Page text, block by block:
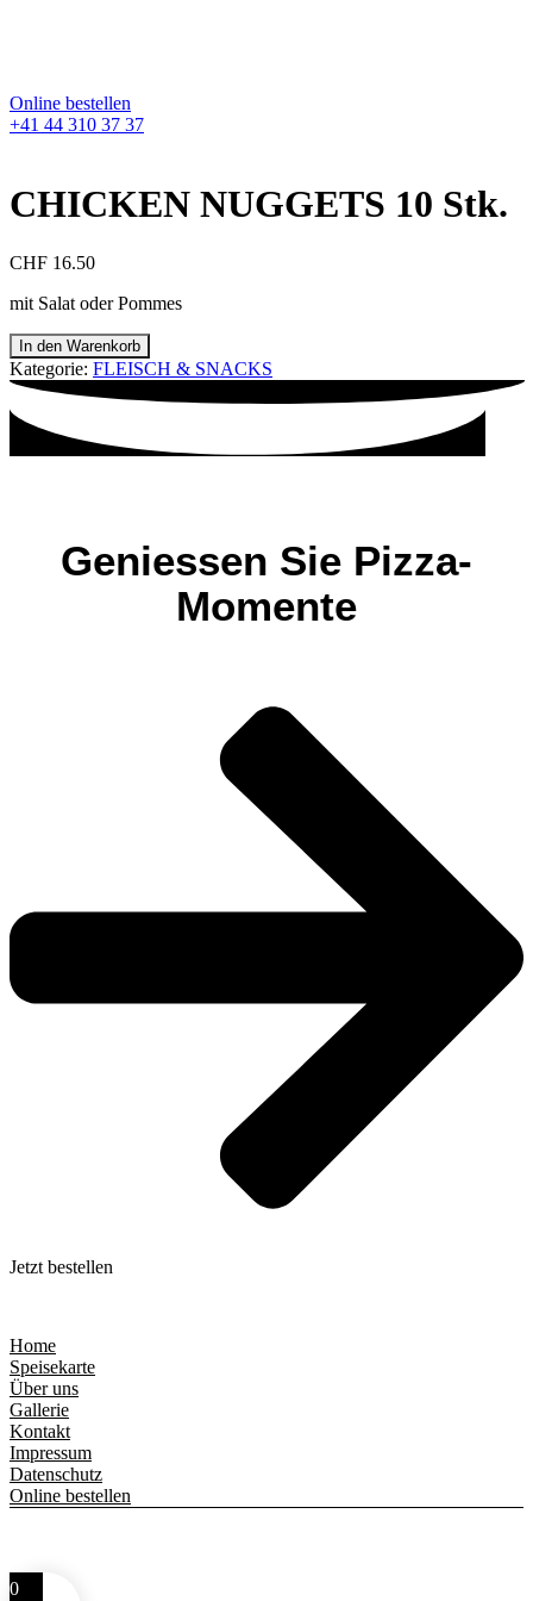
Online bestellen
+41 44 310 37 37
CHICKEN NUGGETS 10 Stk.
CHF 16.50
mit Salat oder Pommes
In den Warenkorb
Kategorie: FLEISCH & SNACKS
Geniessen Sie Pizza-
Momente
Jetzt bestellen
Home
Speisekarte
Über uns
Gallerie
Kontakt
Impressum
Datenschutz
Online bestellen
0